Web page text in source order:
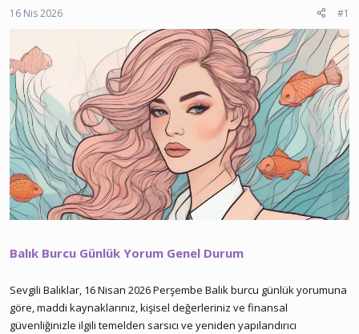
l
t
n
h
16 Nis 2026 #1
Balık Burcu Günlük Yorum Genel Durum
Sevgili Balıklar, 16 Nisan 2026 Perşembe Balık burcu günlük yorumuna
göre, maddi kaynaklarınız, kişisel değerleriniz ve finansal
güvenliğinizle ilgili temelden sarsıcı ve yeniden yapılandırıcı